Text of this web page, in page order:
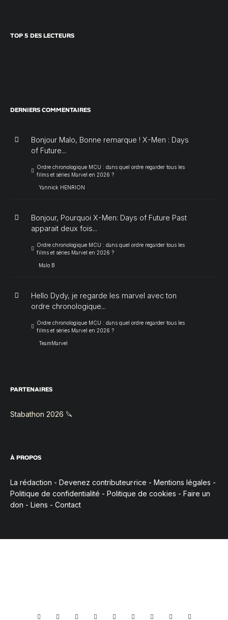
TOP 5 DES LECTEURS
DERNIERS COMMENTAIRES
Bonjour Malo, Bonne remarque ! X-Men : Days
of Future...
Ordre chronologique MCU : dans quel ordre regarder tous les
films et séries Marvel en 2026 ?
Yannick HENRION
Bonjour, Pourquoi X-Men: Days of Future Past
apparait deux fois...
Ordre chronologique MCU : dans quel ordre regarder tous les
films et séries Marvel en 2026 ?
Malo B
Hello Dydy, je regarde les marvel avec ton
ordre chronologique...
Ordre chronologique MCU : dans quel ordre regarder tous les
films et séries Marvel en 2026 ?
TeamMarvel
PARTENAIRES
Stabathon 2026 🔪
À PROPOS
La rédaction - Devenez contributeur·rice - Mentions légales -
Politique de confidentialité - Politique de cookies - Faire un
don - Liens - Contact